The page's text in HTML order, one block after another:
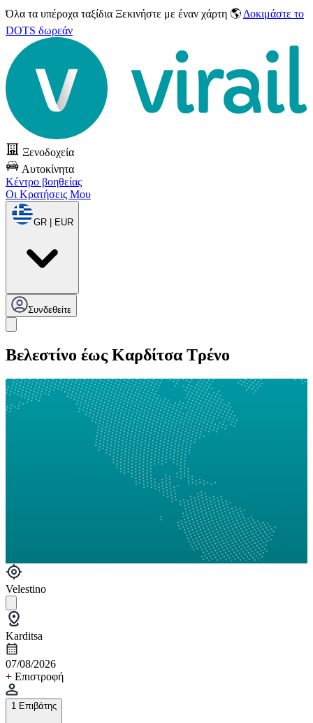
Όλα τα υπέροχα ταξίδια Ξεκινήστε με έναν χάρτη 🌎 Δοκιμάστε το
DOTS δωρεάν
Ξενοδοχεία
Αυτοκίνητα
Κέντρο βοηθείας
Οι Κρατήσεις Μου
GR | EUR
Συνδεθείτε
Βελεστίνο έως Καρδίτσα Τρένο
Velestino
Karditsa
07/08/2026
+ Επιστροφή
1 Επιβάτης